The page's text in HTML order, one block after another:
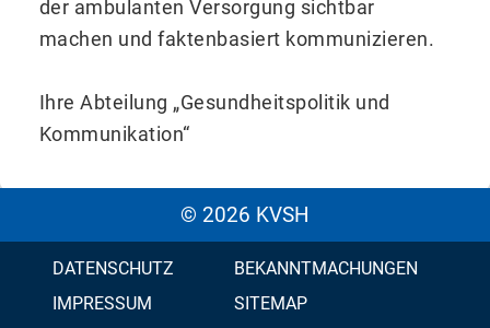
der ambulanten Versorgung sichtbar
machen und faktenbasiert kommunizieren.
Ihre Abteilung „Gesundheitspolitik und
Kommunikation“
© 2026 KVSH
DATENSCHUTZ
BEKANNTMACHUNGEN
IMPRESSUM
SITEMAP